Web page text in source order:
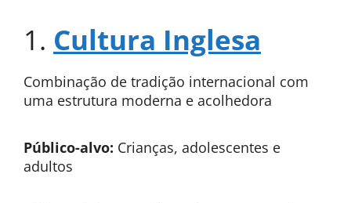
1. Cultura Inglesa
Combinação de tradição internacional com
uma estrutura moderna e acolhedora
Público-alvo: Crianças, adolescentes e
adultos